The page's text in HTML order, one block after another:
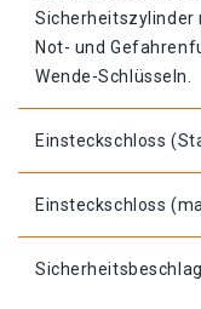
Sicherheitszylinder
Not- und
Wende-Schlüsseln.
Einsteckschloss
Einsteckschloss